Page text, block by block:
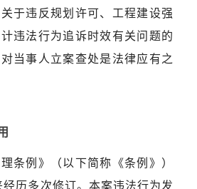
于违反规划许可、工程建设强
违法行为追诉时效有关问题的
当事人立案查处是法律应有之
条例》（以下简称《条例》）
历多次修订。本案违法行为发